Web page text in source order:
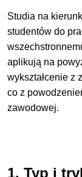
Studia na
studentów do
aplikują na
wykształcenie z
co z
zawodowej.
1. Typ i